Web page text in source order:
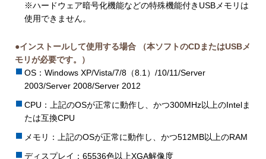
※ハードウェア暗号化機能などの特殊機能付きUSBメモリは
使用できません。
●インストールして使用する場合 （本ソフトのCDまたはUSBメ
モリが必要です。）
OS：Windows XP/Vista/7/8（8.1）/10/11/Server
2003/Server 2008/Server 2012
CPU：上記のOSが正常に動作し、かつ300MHz以上のIntelま
たは互換CPU
メモリ：上記のOSが正常に動作し、かつ512MB以上のRAM
ディスプレイ：65536色以上XGA解像度